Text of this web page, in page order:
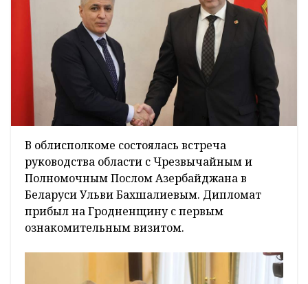
В облисполкоме состоялась встреча
руководства области с Чрезвычайным и
Полномочным Послом Азербайджана в
Беларуси Ульви Бахшалиевым. Дипломат
прибыл на Гродненщину с первым
ознакомительным визитом.